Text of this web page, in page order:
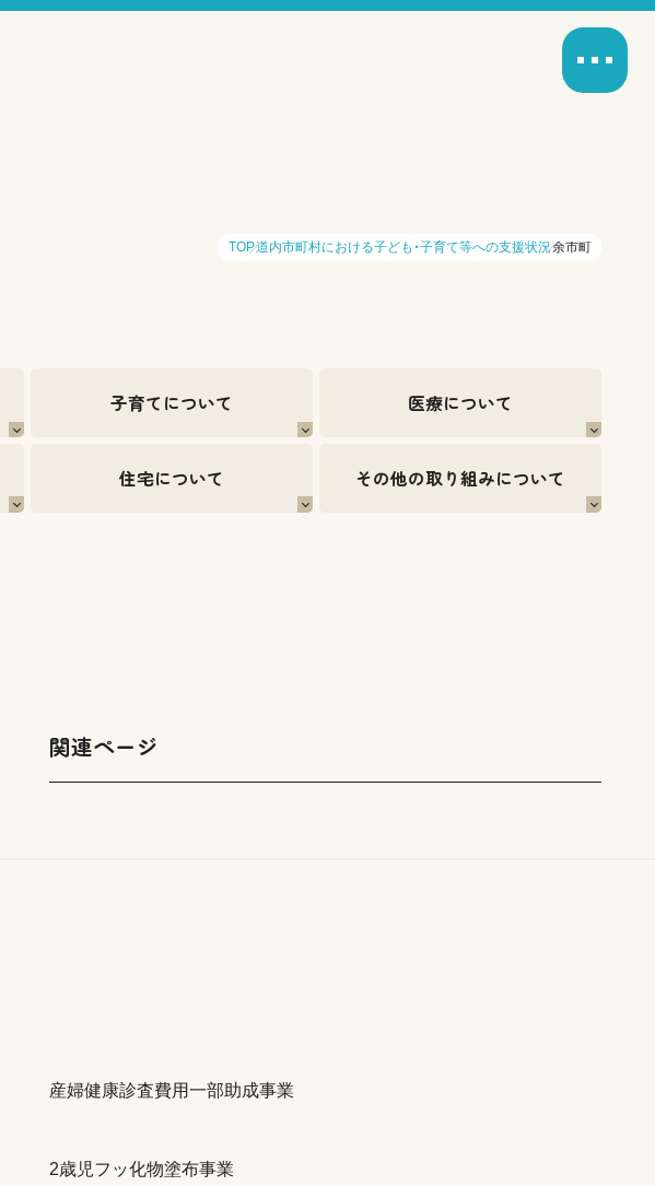
TOP道内市町村における子ども・子育て等への支援状況余市町
子育てについて 医療について
住宅について その他の取り組みについて
関連ページ
産婦健康診査費用一部助成事業
2歳児フッ化物塗布事業